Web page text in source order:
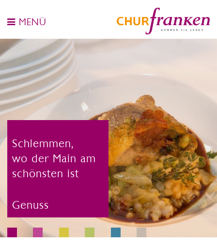
MENÜ
Schlemmen,
wo der Main am
schönsten ist
Genuss